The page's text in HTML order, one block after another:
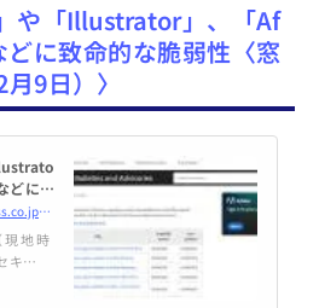
ター
ァイ
ように
や「Illustrator」、「Af
に致命的な脆弱性〈窓
9日）〉
どに致
5製品
報を発
https://forest.watch.impress.co.jp/docs/news/1387142.html
地時
ュリ